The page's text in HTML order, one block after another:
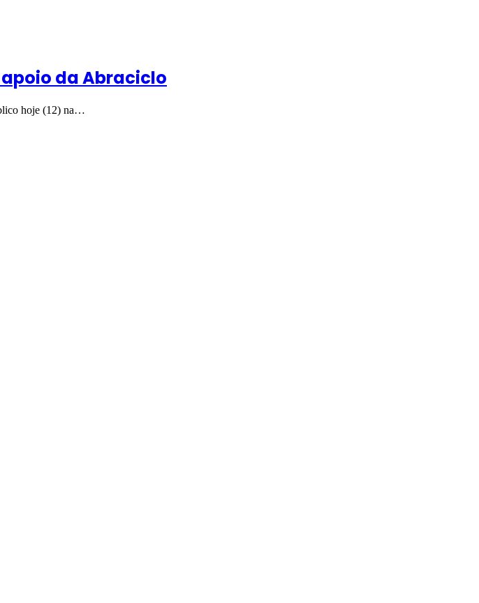
da Abraciclo
hoje (12) na…